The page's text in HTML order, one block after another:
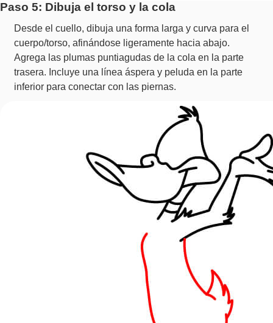
Paso 5: Dibuja el torso y la cola
Desde el cuello, dibuja una forma larga y curva para el
cuerpo/torso, afinándose ligeramente hacia abajo.
Agrega las plumas puntiagudas de la cola en la parte
trasera. Incluye una línea áspera y peluda en la parte
inferior para conectar con las piernas.